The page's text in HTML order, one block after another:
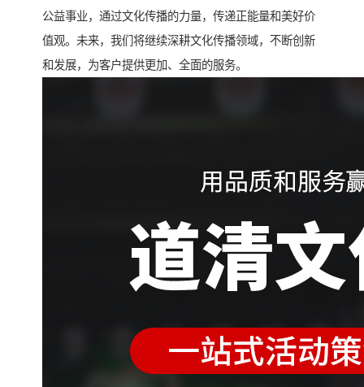
公益事业，通过文化传播的力量，传递正能量和美好价
值观。未来，我们将继续深耕文化传播领域，不断创新
和发展，为客户提供更加、全面的服务。